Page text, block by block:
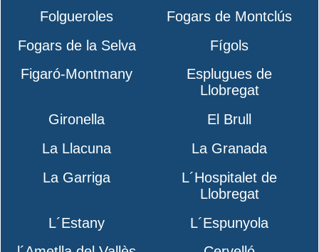
Folgueroles
Fogars de Montclús
Fogars de la Selva
Fígols
Figaró-Montmany
Esplugues de
Llobregat
Gironella
El Brull
La Llacuna
La Granada
La Garriga
L´Hospitalet de
Llobregat
L´Estany
L´Espunyola